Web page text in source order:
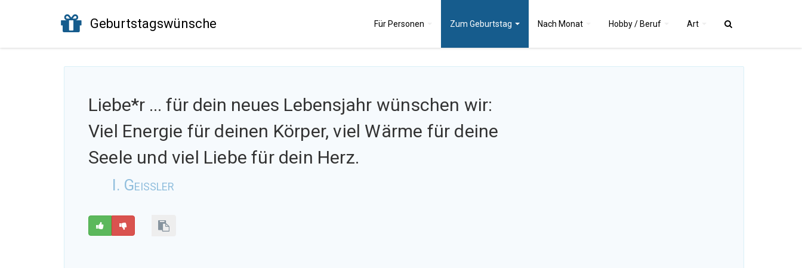
Geburtstagswünsche Für Personen Zum Geburtstag Nach Monat Hobby / Beruf Art
Liebe*r ... für dein neues Lebensjahr wünschen wir:
Viel Energie für deinen Körper, viel Wärme für deine
Seele und viel Liebe für dein Herz.
I. Geißler